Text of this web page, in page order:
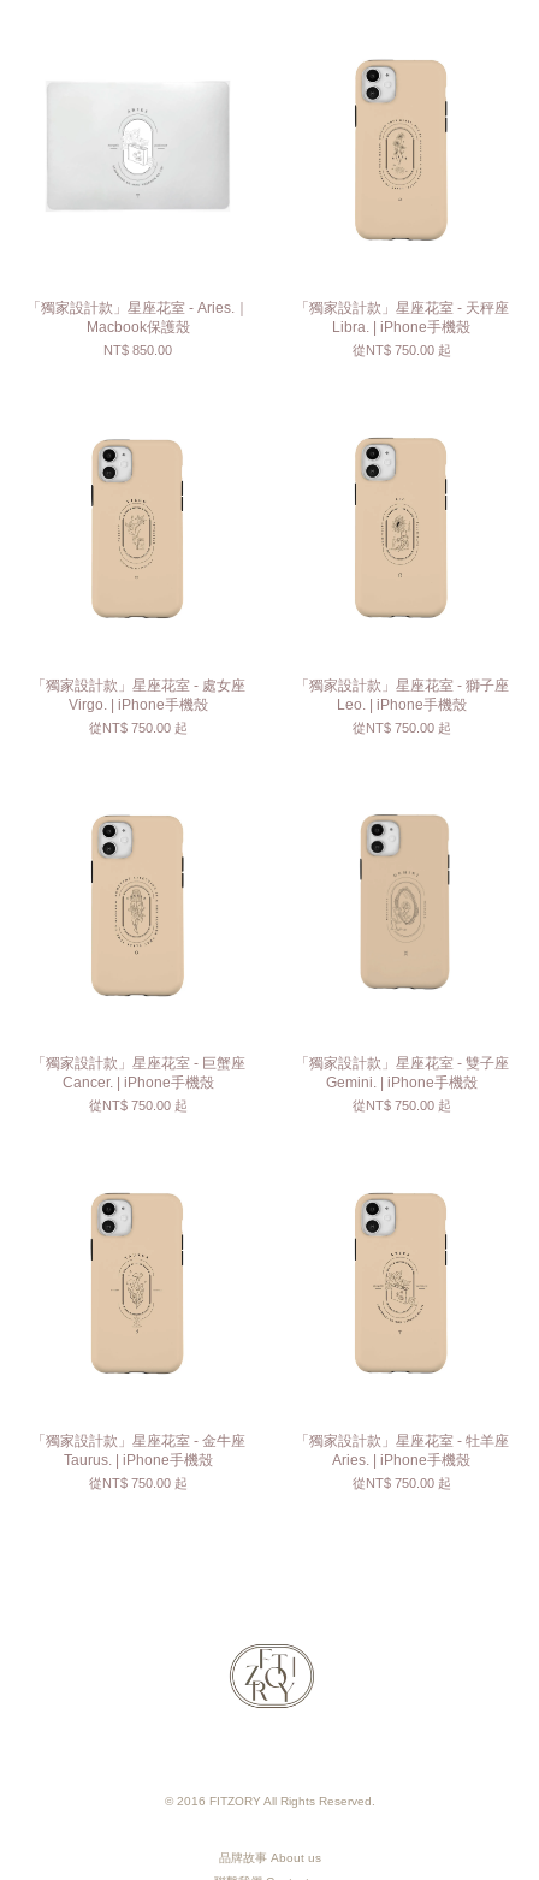
「獨家設計款」星座花室 - Aries.｜
Macbook保護殼
NT$ 850.00
「獨家設計款」星座花室 - 天秤座
Libra. | iPhone手機殼
從NT$ 750.00 起
「獨家設計款」星座花室 - 處女座
Virgo. | iPhone手機殼
從NT$ 750.00 起
「獨家設計款」星座花室 - 獅子座
Leo. | iPhone手機殼
從NT$ 750.00 起
「獨家設計款」星座花室 - 巨蟹座
Cancer. | iPhone手機殼
從NT$ 750.00 起
「獨家設計款」星座花室 - 雙子座
Gemini. | iPhone手機殼
從NT$ 750.00 起
「獨家設計款」星座花室 - 金牛座
Taurus. | iPhone手機殼
從NT$ 750.00 起
「獨家設計款」星座花室 - 牡羊座
Aries. | iPhone手機殼
從NT$ 750.00 起
© 2016 FITZORY All Rights Reserved.
品牌故事 About us